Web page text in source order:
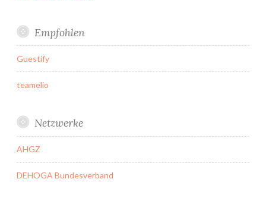
Empfohlen
Guestify
teamelio
Netzwerke
AHGZ
DEHOGA Bundesverband